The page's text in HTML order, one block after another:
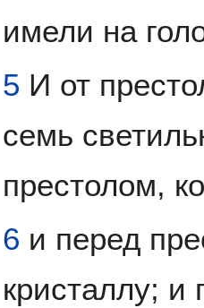
имели на
5 И от
семь
престолом,
6 и перед
кристаллу; и